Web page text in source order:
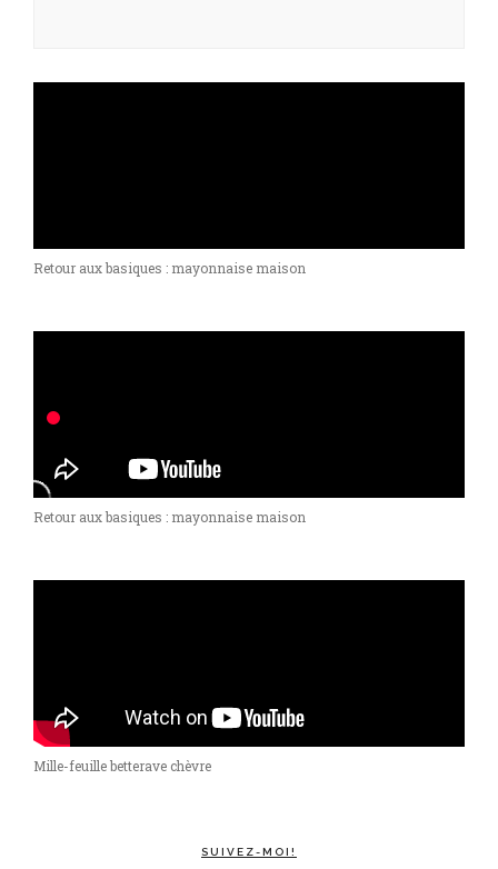
Retour aux basiques : mayonnaise maison
Retour aux basiques : mayonnaise maison
Mille-feuille betterave chèvre
SUIVEZ-MOI!